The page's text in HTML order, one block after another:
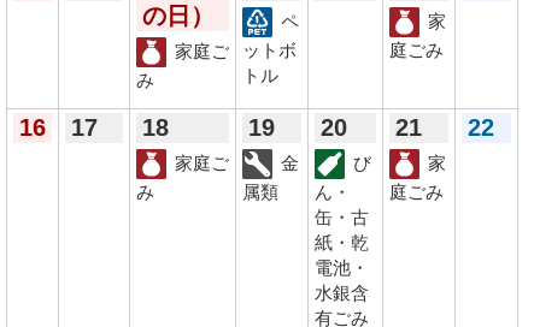
の日）
家庭ご
み
ペ
ットボ
トル
家
庭ごみ
16 17 18
家庭ご
み
19
金
属類
20
び
ん・
缶・古
紙・乾
電池・
水銀含
有ごみ
21
家
庭ごみ
22